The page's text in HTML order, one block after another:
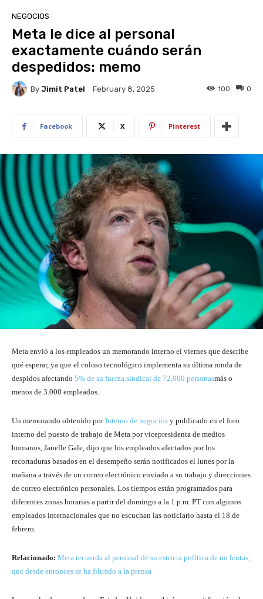
NEGOCIOS
Meta le dice al personal
exactamente cuándo serán
despedidos: memo
By Jimit Patel February 8, 2025 0
100
Facebook X Pinterest
Meta envió a los empleados un memorando interno el viernes que describe
qué esperar, ya que el coloso tecnológico implementa su última ronda de
despidos afectando 5% de su fuerza sindical de 72,000 personasmás o
menos de 3.000 empleados.
Un memorando obtenido porInterno de negocios y publicado en el foro
interno del puesto de trabajo de Meta por vicepresidenta de medios
humanos, Janelle Gale, dijo que los empleados afectados por los
recortaduras basados ​​en el desempeño serán notificados el lunes por la
mañana a través de un correo electrónico enviado a su trabajo y direcciones
de correo electrónico personales. Los tiempos están programados para
diferentes zonas horarias a partir del domingo a la 1 p.m. PT con algunos
empleados internacionales que no escuchan las noticiario hasta el 18 de
febrero.
Relacionado: Meta recuerda al personal de su estricta política de no lentas,
que desde entonces se ha filtrado a la prensa